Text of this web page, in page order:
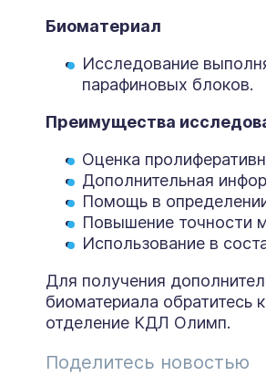
Биоматериал
Исследование
парафиновых блоков.
Преимущества
Оценка
Дополнительная
Помощь в
Повышение точности
Использование в
Для получения
биоматериала
отделение КДЛ Олимп.
Поделитесь новостью